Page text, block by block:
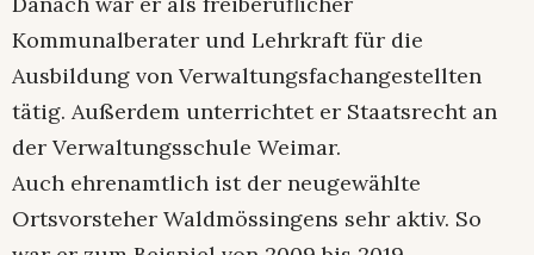
Kommunalberater und Lehrkraft für die
Ausbildung von Verwaltungsfachangestellten
tätig. Außerdem unterrichtet er Staatsrecht an
der Verwaltungsschule Weimar.
Auch ehrenamtlich ist der neugewählte
Ortsvorsteher Waldmössingens sehr aktiv. So